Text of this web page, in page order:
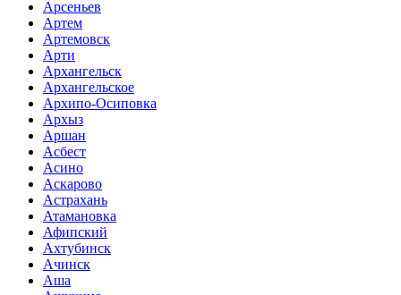
Арсеньев
Артем
Артемовск
Арти
Архангельск
Архангельское
Архипо-Осиповка
Архыз
Аршан
Асбест
Асино
Аскарово
Астрахань
Атамановка
Афипский
Ахтубинск
Ачинск
Аша